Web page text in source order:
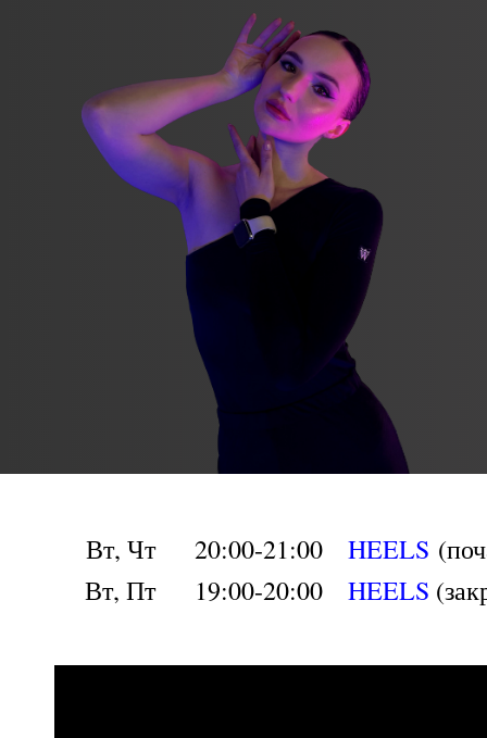
Вт, Чт 20:00-21:00 HEELS (
Вт, Пт
19:00-20:00 HEELS